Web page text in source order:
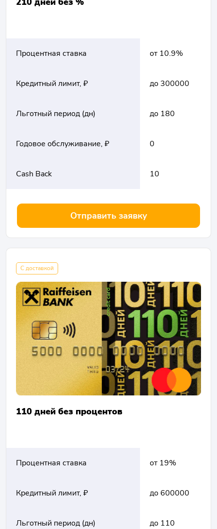
Процентная ставка от 10.9%
Кредитный лимит, ₽ до 300000
Льготный период (дн) до 180
Годовое обслуживание, ₽ 0
Cash Back 10
Отправить заявку
С доставкой
110 дней без процентов
Процентная ставка от 19%
Кредитный лимит, ₽ до 600000
Льготный период (дн) до 110